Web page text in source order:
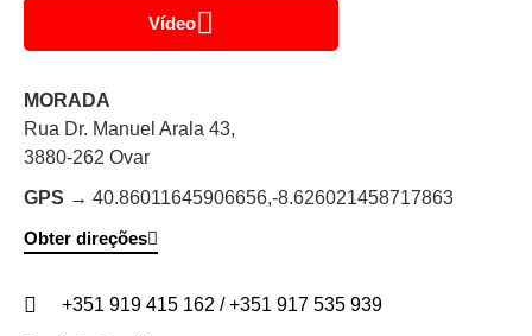
Vídeo
MORADA
Rua Dr. Manuel Arala 43,
3880-262 Ovar
GPS → 40.86011645906656,-8.626021458717863
Obter direções
+351 919 415 162 / +351 917 535 939